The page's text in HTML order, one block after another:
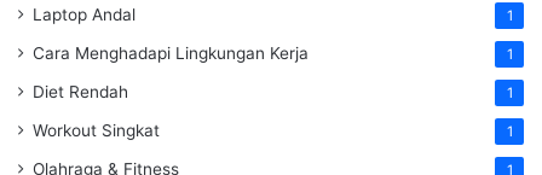
Laptop Andal 1
Cara Menghadapi Lingkungan Kerja 1
Diet Rendah 1
Workout Singkat 1
Olahraga & Fitness 1